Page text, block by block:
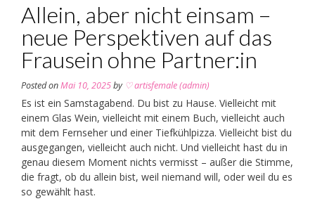
Allein, aber nicht einsam –
neue Perspektiven auf das
Frausein ohne Partner:in
Posted onMai 10, 2025by ♡ artisfemale (admin)
Es ist ein Samstagabend. Du bist zu Hause. Vielleicht mit
einem Glas Wein, vielleicht mit einem Buch, vielleicht auch
mit dem Fernseher und einer Tiefkühlpizza. Vielleicht bist du
ausgegangen, vielleicht auch nicht. Und vielleicht hast du in
genau diesem Moment nichts vermisst – außer die Stimme,
die fragt, ob du allein bist, weil niemand will, oder weil du es
so gewählt hast.